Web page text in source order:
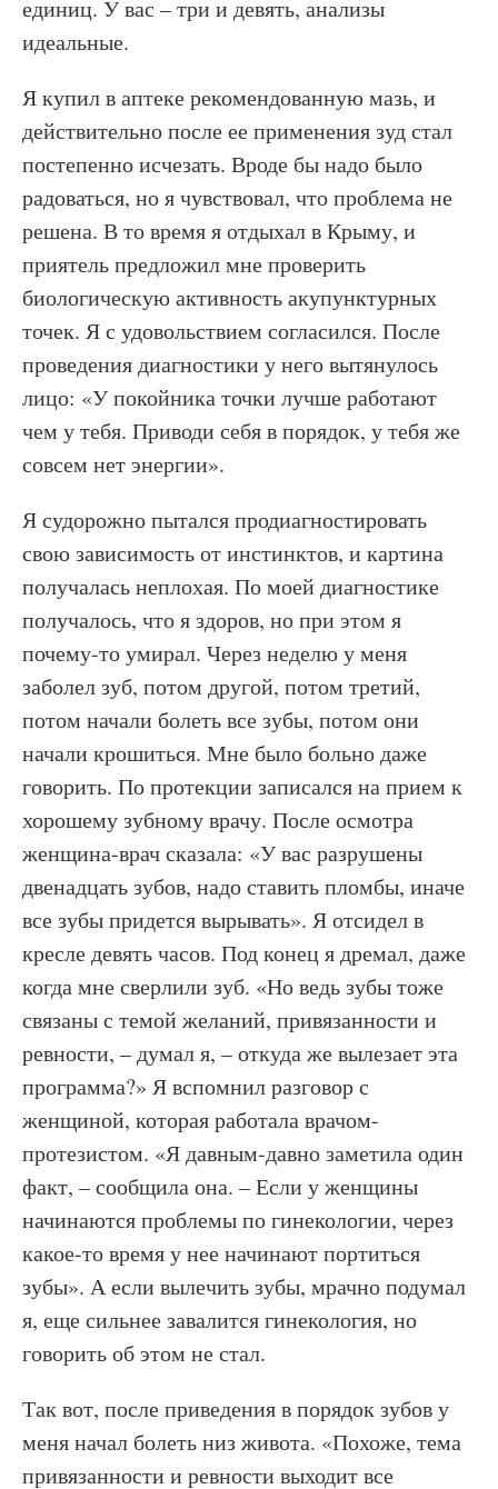
единиц. У вас – три и девять, анализы
идеальные.
Я купил в аптеке рекомендованную мазь, и
действительно после ее применения зуд стал
постепенно исчезать. Вроде бы надо было
радоваться, но я чувствовал, что проблема не
решена. В то время я отдыхал в Крыму, и
приятель предложил мне проверить
биологическую активность акупунктурных
точек. Я с удовольствием согласился. После
проведения диагностики у него вытянулось
лицо: «У покойника точки лучше работают
чем у тебя. Приводи себя в порядок, у тебя же
совсем нет энергии».
Я судорожно пытался продиагностировать
свою зависимость от инстинктов, и картина
получалась неплохая. По моей диагностике
получалось, что я здоров, но при этом я
почему-то умирал. Через неделю у меня
заболел зуб, потом другой, потом третий,
потом начали болеть все зубы, потом они
начали крошиться. Мне было больно даже
говорить. По протекции записался на прием к
хорошему зубному врачу. После осмотра
женщина-врач сказала: «У вас разрушены
двенадцать зубов, надо ставить пломбы, иначе
все зубы придется вырывать». Я отсидел в
кресле девять часов. Под конец я дремал, даже
когда мне сверлили зуб. «Но ведь зубы тоже
связаны с темой желаний, привязанности и
ревности, – думал я, – откуда же вылезает эта
программа?» Я вспомнил разговор с
женщиной, которая работала врачом-
протезистом. «Я давным-давно заметила один
факт, – сообщила она. – Если у женщины
начинаются проблемы по гинекологии, через
какое-то время у нее начинают портиться
зубы». А если вылечить зубы, мрачно подумал
я, еще сильнее завалится гинекология, но
говорить об этом не стал.
Так вот, после приведения в порядок зубов у
меня начал болеть низ живота. «Похоже, тема
привязанности и ревности выходит все